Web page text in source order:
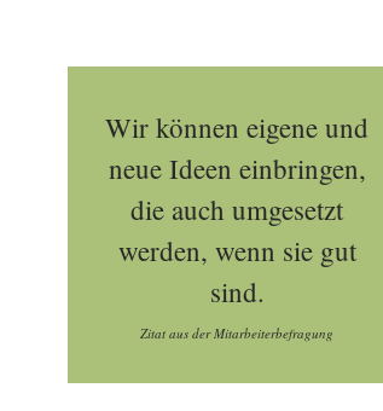
Wir können eigene und
neue Ideen einbringen,
die auch umgesetzt
werden, wenn sie gut
sind.
Zitat aus der Mitarbeiterbefragung